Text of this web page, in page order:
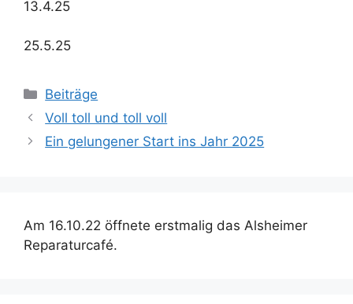
13.4.25
25.5.25
Kategorien
Beiträge
Beitrags-
Navigation
Voll toll und toll voll
Ein gelungener Start ins Jahr 2025
Am 16.10.22 öffnete erstmalig das Alsheimer
Reparaturcafé.